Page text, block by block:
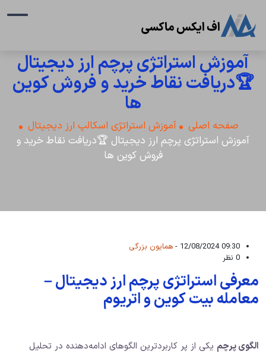
آموزش استراتژی پرچم ارز دیجیتال
🏆دریافت نقاط خرید و فروش کوین
ها
صفحه اصلی
آموزش استراتژی اسکالپ ارز دیجیتال
آموزش استراتژی پرچم ارز دیجیتال 🏆دریافت نقاط خرید و
فروش کوین ها
09:30 12/08/2024 -
همایون بزرگی
0 نظر
معرفی استراتژی پرچم ارز دیجیتال –
معامله بیت کوین و اتریوم
الگوی پرچم یکی از پر کاربردترین الگوهای ادامه‌دهنده در تحلیل